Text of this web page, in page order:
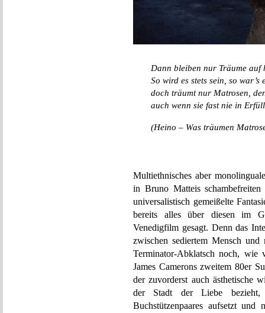
Dann bleiben nur Träume auf
So wird es stets sein, so war’s
doch träumt nur Matrosen,
auch wenn sie fast nie in
(Heino – Was träumen
Multiethnisches aber
in Bruno Matteis
universalistisch gemeißelte
bereits alles über diesen im
Venedigfilm gesagt. Denn das
zwischen sediertem Mensch und
Terminator-Abklatsch noch,
James Camerons zweitem 80er
der zuvorderst auch ästhetische
der Stadt der Liebe
Buchstützenpaares aufsetzt